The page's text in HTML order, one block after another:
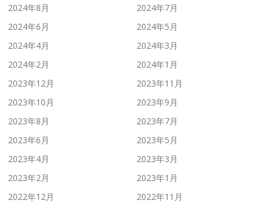
2024年8月
2024年7月
2024年6月
2024年5月
2024年4月
2024年3月
2024年2月
2024年1月
2023年12月
2023年11月
2023年10月
2023年9月
2023年8月
2023年7月
2023年6月
2023年5月
2023年4月
2023年3月
2023年2月
2023年1月
2022年12月
2022年11月